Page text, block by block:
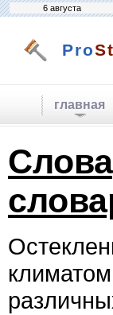
6 августа
Pro
главная